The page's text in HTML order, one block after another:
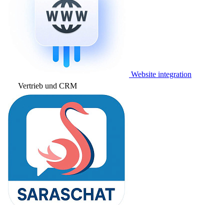
Website integration
Vertrieb und CRM